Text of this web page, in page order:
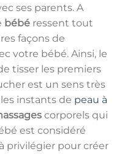
ses parents. A
bébé ressent tout
façons de
votre bébé. Ainsi, le
tisser les premiers
est un sens très
instants de peau à
corporels qui
est considéré
privilégier pour créer